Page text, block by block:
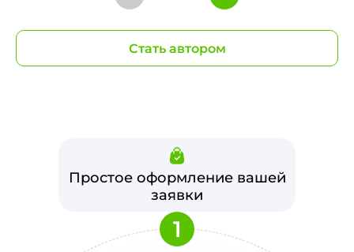
Стать автором
Простое оформление вашей
заявки
1